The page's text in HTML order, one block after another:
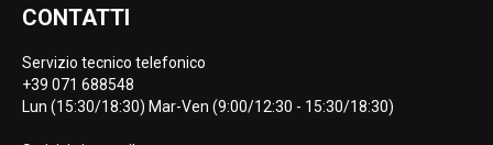
CONTATTI
Servizio tecnico telefonico
+39 071 688548
Lun (15:30/18:30) Mar-Ven (9:00/12:30 - 15:30/18:30)